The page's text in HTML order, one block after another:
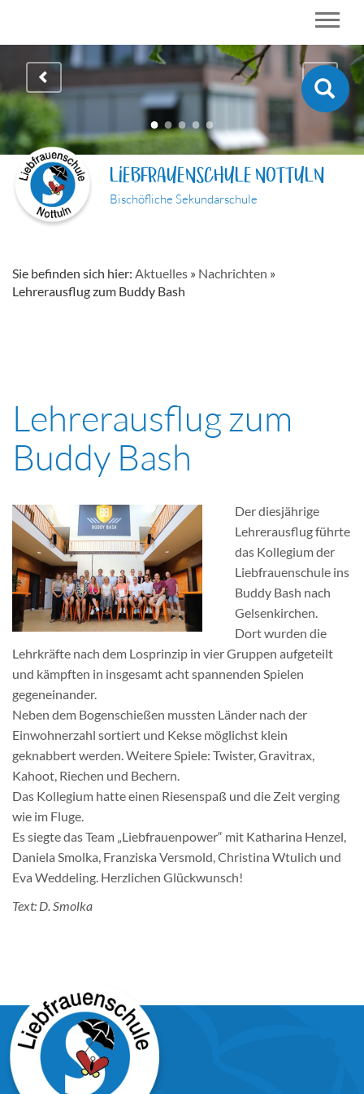
LIEBFRAUENSCHULE NOTTULN
Bischöfliche Sekundarschule
Sie befinden sich hier: Aktuelles » Nachrichten »
Lehrerausflug zum Buddy Bash
Lehrerausflug zum
Buddy Bash
Der diesjährige
Lehrerausflug führte
das Kollegium der
Liebfrauenschule ins
Buddy Bash nach
Gelsenkirchen.
Dort wurden die
Lehrkräfte nach dem Losprinzip in vier Gruppen aufgeteilt
und kämpften in insgesamt acht spannenden Spielen
gegeneinander.
Neben dem Bogenschießen mussten Länder nach der
Einwohnerzahl sortiert und Kekse möglichst klein
geknabbert werden. Weitere Spiele: Twister, Gravitrax,
Kahoot, Riechen und Bechern.
Das Kollegium hatte einen Riesenspaß und die Zeit verging
wie im Fluge.
Es siegte das Team „Liebfrauenpower“ mit Katharina Henzel,
Daniela Smolka, Franziska Versmold, Christina Wtulich und
Eva Weddeling. Herzlichen Glückwunsch!
Text: D. Smolka